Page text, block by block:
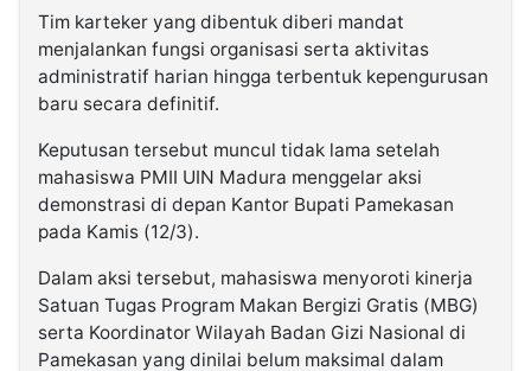
Tim karteker yang dibentuk diberi mandat
menjalankan fungsi organisasi serta aktivitas
administratif harian hingga terbentuk kepengurusan
baru secara definitif.
Keputusan tersebut muncul tidak lama setelah
mahasiswa PMII UIN Madura menggelar aksi
demonstrasi di depan Kantor Bupati Pamekasan
pada Kamis (12/3).
Dalam aksi tersebut, mahasiswa menyoroti kinerja
Satuan Tugas Program Makan Bergizi Gratis (MBG)
serta Koordinator Wilayah Badan Gizi Nasional di
Pamekasan yang dinilai belum maksimal dalam